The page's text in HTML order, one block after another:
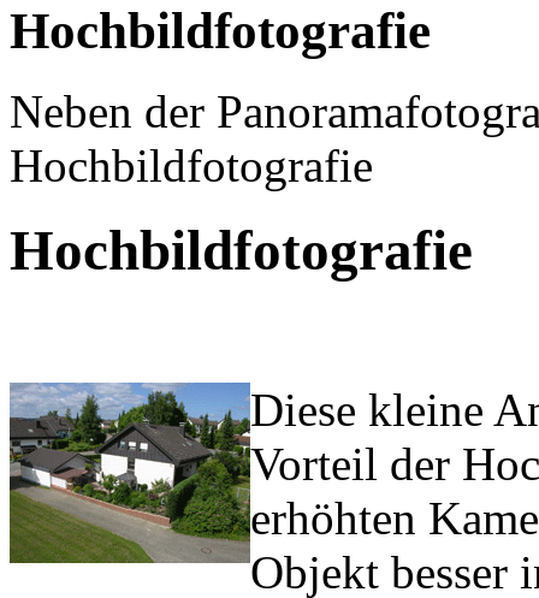
Hochbildfotografie
Neben der
Hochbildfotografie
Hochbildfotografie
Diese kleine
Vorteil der
erhöhten
Objekt besser